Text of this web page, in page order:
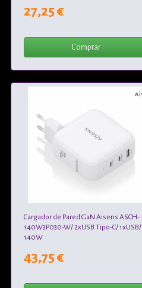
27,25 €
Comprar
Cargador de Pared GaN Aisens ASCH-
140W3P030-W/ 2xUSB Tipo-C/ 1xUSB/
140W
43,75 €